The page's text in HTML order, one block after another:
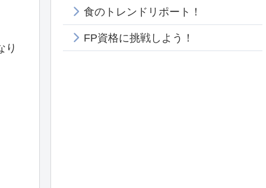
り
食のトレンドリポート！
FP資格に挑戦しよう！